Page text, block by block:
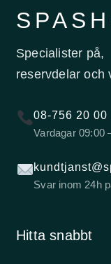
Specialister på,
reservdelar och
08-756 20 00
Vardagar 09:00
Svar inom 24h
Hitta snabbt